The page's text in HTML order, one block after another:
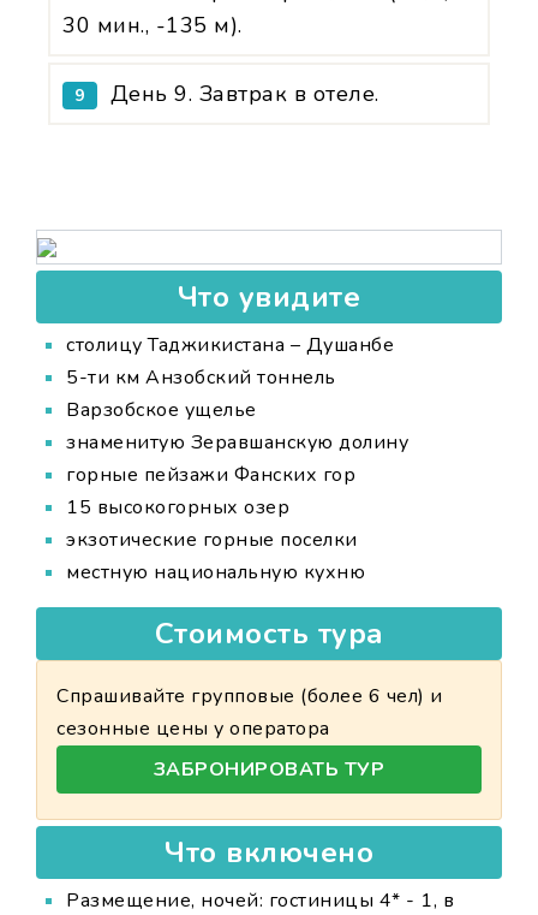
30 мин., -135 м).
9 День 9. Завтрак в отеле.
Что увидите
столицу Таджикистана – Душанбе
5-ти км Анзобский тоннель
Варзобское ущелье
знаменитую Зеравшанскую долину
горные пейзажи Фанских гор
15 высокогорных озер
экзотические горные поселки
местную национальную кухню
Стоимость тура
Спрашивайте групповые (более 6 чел) и
сезонные цены у оператора
ЗАБРОНИРОВАТЬ ТУР
Что включено
Размещение, ночей: гостиницы 4* - 1, в